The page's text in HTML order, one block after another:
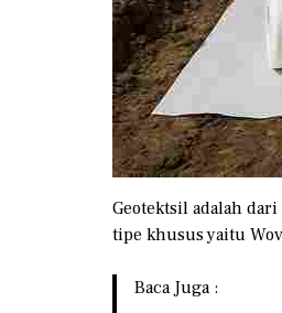
Geotektsil adalah
tipe khusus yaitu
Baca Juga :